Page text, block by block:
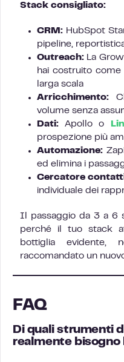
Stack consigliato:
CRM: HubSpot
pipeline,
Outreach: La
hai costruito
larga scala
Arricchimento:
volume senza
Dati: Apollo o
prospezione più
Automazione:
ed elimina i
Cercatore
individuale dei
Il passaggio da 3 a 6
perché il tuo stack
bottiglia evidente,
raccomandato un
FAQ
Di quali strumenti
realmente